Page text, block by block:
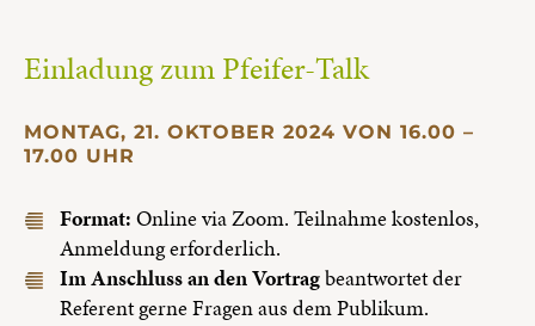
Einladung zum Pfeifer-Talk
MONTAG, 21. OKTOBER 2024 VON 16.00 –
17.00 UHR
Format:Online via Zoom. Teilnahme kostenlos,
Anmeldung erforderlich.
Im Anschluss an den Vortragbeantwortet der
Referent gerne Fragen aus dem Publikum.